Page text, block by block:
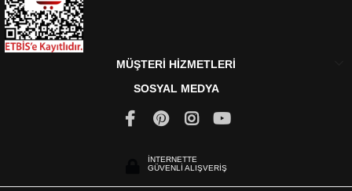
MÜŞTERİ HİZMETLERİ
SOSYAL MEDYA
İNTERNETTE
GÜVENLİ ALIŞVERİŞ